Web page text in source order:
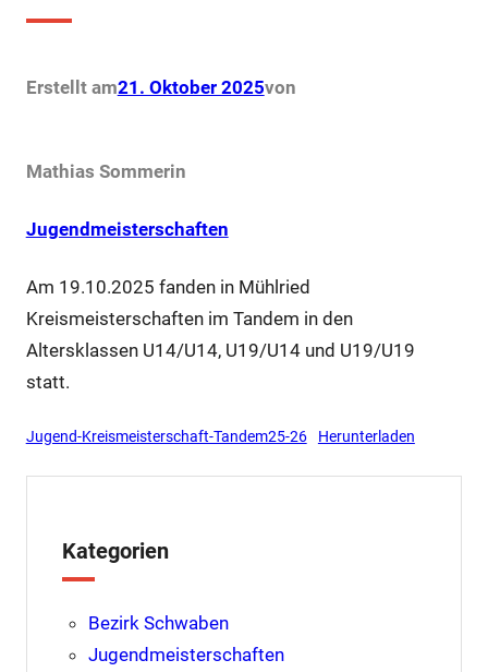
Erstellt am21. Oktober 2025von
Mathias Sommerin
Jugendmeisterschaften
Am 19.10.2025 fanden in Mühlried
Kreismeisterschaften im Tandem in den
Altersklassen U14/U14, U19/U14 und U19/U19
statt.
Jugend-Kreismeisterschaft-Tandem25-26 Herunterladen
Kategorien
Bezirk Schwaben
Jugendmeisterschaften